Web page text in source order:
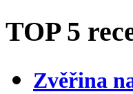
TOP 5
Zvěřina